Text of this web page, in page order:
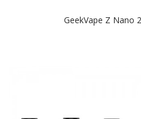
GeekVape Z Nano